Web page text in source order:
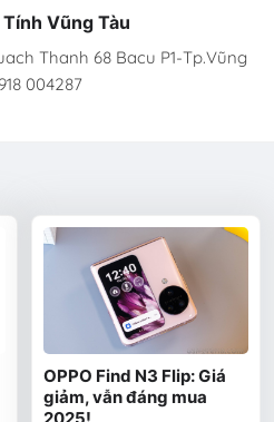
Vũng Tàu
Thanh 68 Bacu P1-Tp.Vũng
004287
OPPO Find N3 Flip: Giá
giảm, vẫn đáng mua